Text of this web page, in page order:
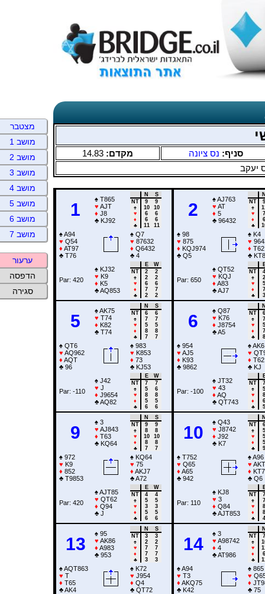
סניף: נס ציונה מקדם: 14.83
יעקב
1
♠ T865
♥ AJT
♦ J8
♣ KJ92
N
S
NT
9
9
♠
10
10
♥
6
6
♦
6
6
♣
11 11
♠A94
♥ Q54
♦ AT97
♣ T76
♠ Q7
♥ 87632
♦ Q6432
♣ 4
Par: 420
♠ KJ32
♥ K9
♦ K5
♣AQ853
E
W
NT
2
2
♠
2
2
♥
6
6
♦
7
7
♣
2 2
2
♠AJ763
♥ AT
♦ 5
♣ 96432
NT
9
♠
♥
7
♦
6
♣
♠ 98
♥ 875
♦ KQJ974
♣ Q5
♠ K4
♥
♦ T62
♣ KT8
Par: 650
♠ QT52
♥ KQJ
♦ A83
♣AJ7
NT
4
♠
2
♥
5
♦
7
♣
3
5
♠AK75
♥ T74
♦ K82
♣ T74
N
S
NT
6
6
♠
7
7
♥
5
5
♦
8
8
♣
7 7
♠ QT6
♥ AQ962
♦ AQT
♣ 96
♠ 983
♥ K853
♦ 73
♣ KJ53
Par: -110
♠ J42
♥ J
♦ J9654
♣AQ82
E
W
NT
7
7
♠
5
6
♥
8
8
♦
5
5
♣
6 6
6
♠ Q87
♥ K76
♦ J8754
♣A5
NT
6
♠
7
♥
5
♦
7
♣
8
♠ 954
♥ AJ5
♦ K93
♣ 9862
♠AK6
♥
♦ T62
♣ KJ
Par: -100
♠ JT32
♥ 43
♦ AQ
♣ QT743
NT
7
♠
5
♥
8
♦
6
♣
5
9
♠ 3
♥ AJ843
♦ T63
♣ KQ64
N
S
NT
9
9
♠
8
8
♥
10
10
♦
8
8
♣
7 7
♠ 972
♥ K9
♦ 852
♣ T9853
♠ KQ64
♥ 75
♦ AKJ7
♣A72
Par: 420
♠AJT85
♥ QT62
♦ Q94
♣ J
E
W
NT
4
4
♠
5
5
♥
3
3
♦
5
5
♣
6 6
10
♠ Q43
♥ J8742
♦ J92
♣ K7
NT
6
♠
5
♥
5
♦
5
♣
9
♠ T752
♥ Q65
♦ A65
♣ 942
♠A96
♥
♦
♣ Q6
Par: 110
♠ KJ8
♥ 3
♦ Q84
♣AJT853
NT
7
♠
7
♥
8
♦
8
♣
4
13
♠ 95
♥ AK86
♦ A983
♣ 953
N
S
NT
3
3
♠
2
2
♥
7
7
♦
7
7
♣
3 3
♠AQT863
♥ T
♦ T65
♣AK4
♠ K72
♥ J954
♦ Q4
♣ QT72
14
♠ 3
♥ A98742
♦ 4
♣AT986
NT
7
♠
♥
♦
6
♣
♠A94
♥ T3
♦ AKQ75
♣ K42
♠ 865
♥
♦
♣ 75
מצטבר
מושב 1
מושב 2
מושב 3
מושב 4
מושב 5
מושב 6
מושב 7
ערעור
הדפסה
סגירה